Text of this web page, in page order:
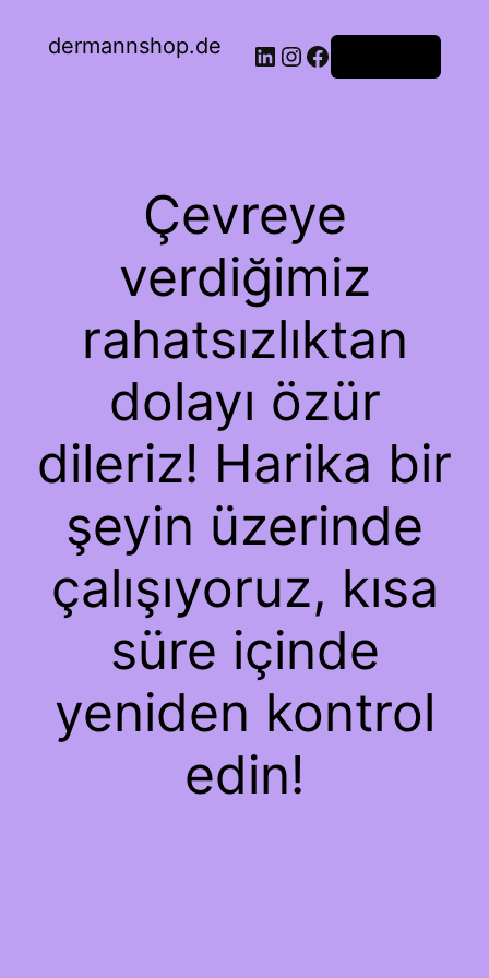
dermannshop.de
Çevreye
verdiğimiz
rahatsızlıktan
dolayı özür
dileriz! Harika bir
şeyin üzerinde
çalışıyoruz, kısa
süre içinde
yeniden kontrol
edin!